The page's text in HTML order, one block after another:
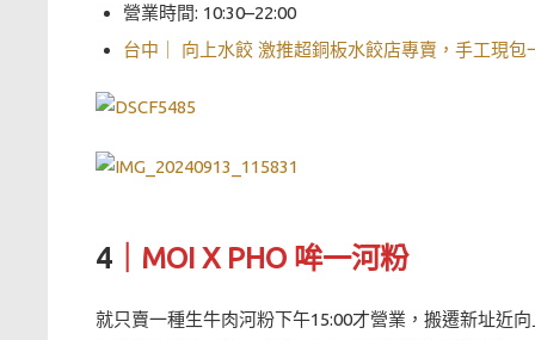
營業時間: 10:30–22:00
台中｜ 向上水餃 激推超銅板水餃店專賣，手工現包
4 ｜MOI X PHO 哞一河粉
就只賣一種生牛肉河粉下午15:00才營業，搬遷新址近